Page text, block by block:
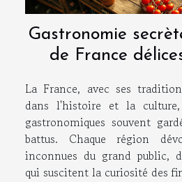
Gastronomie
de France
La France, avec ses
dans l'histoire et la
gastronomiques souvent
battus. Chaque région
inconnues du grand public,
qui suscitent la curiosité des